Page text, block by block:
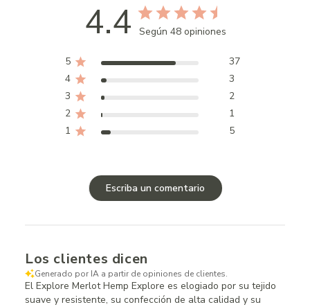
4.4 Según 48 opiniones
5
37
4
3
3
2
2
1
1
5
Escriba un comentario
Los clientes dicen
Generado por IA a partir de opiniones de clientes.
El Explore Merlot Hemp Explore es elogiado por su tejido
suave y resistente, su confección de alta calidad y su